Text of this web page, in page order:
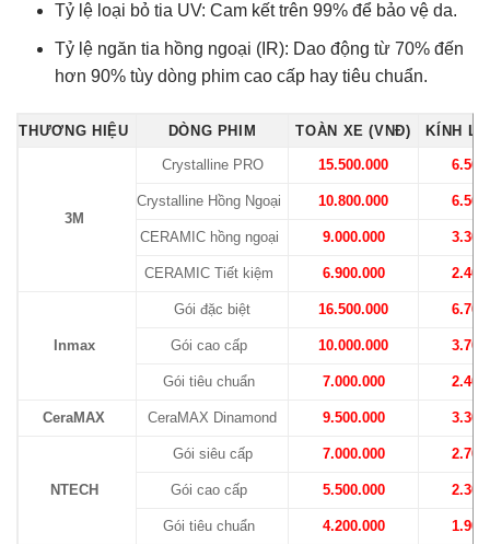
Tỷ lệ loại bỏ tia UV: Cam kết trên 99% để bảo vệ da.
Tỷ lệ ngăn tia hồng ngoại (IR): Dao động từ 70% đến
hơn 90% tùy dòng phim cao cấp hay tiêu chuẩn.
THƯƠNG HIỆU DÒNG PHIM TOÀN XE (VNĐ) KÍNH
3M
Crystalline PRO 15.500.000
Crystalline Hồng Ngoại 10.800.000
CERAMIC hồng ngoại 9.000.000
CERAMIC Tiết kiệm 6.900.000
Inmax
Gói đặc biệt 16.500.000
Gói cao cấp 10.000.000
Gói tiêu chuẩn 7.000.000
CeraMAX CeraMAX Dinamond 9.500.000
NTECH
Gói siêu cấp 7.000.000
Gói cao cấp 5.500.000
Gói tiêu chuẩn 4.200.000